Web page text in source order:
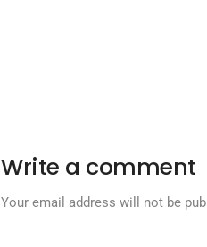
Write a comment
Your email address will not be